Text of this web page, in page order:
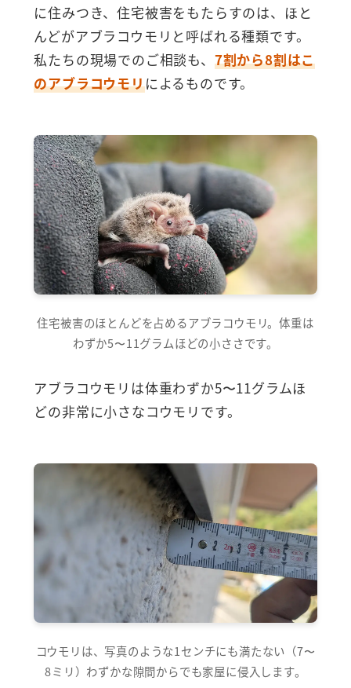
に住みつき、住宅被害をもたらすのは、ほと
んどがアブラコウモリと呼ばれる種類です。
私たちの現場でのご相談も、 7割から8割はこ
のアブラコウモリによるものです。
住宅被害のほとんどを占めるアブラコウモリ。体重は
わずか5〜11グラムほどの小ささです。
アブラコウモリは体重わずか5〜11グラムほ
どの非常に小さなコウモリです。
コウモリは、写真のような1センチにも満たない（7〜
8ミリ）わずかな隙間からでも家屋に侵入します。